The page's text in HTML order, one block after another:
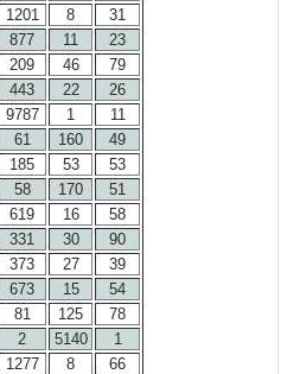
1201 8
31
877 11
23
209 46
79
443 22
26
9787 1
11
61 160
49
185 53
53
58 170
51
619 16
58
331 30
90
373 27
39
673 15
54
81 125
78
2 5140
1
1277 8
66